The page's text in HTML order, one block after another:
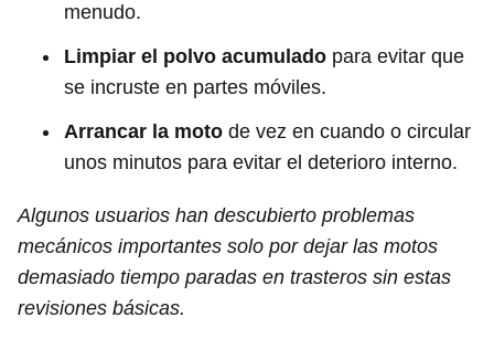
menudo.
Limpiar el polvo acumulado para evitar que
se incruste en partes móviles.
Arrancar la moto de vez en cuando o circular
unos minutos para evitar el deterioro interno.
Algunos usuarios han descubierto problemas
mecánicos importantes solo por dejar las motos
demasiado tiempo paradas en trasteros sin estas
revisiones básicas.